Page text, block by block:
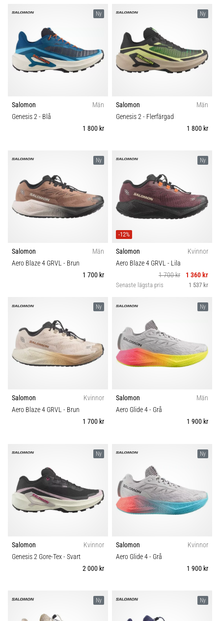
Ny
Salomon
Män
Genesis 2- Blå
1 800 kr
Ny
Salomon
Män
Genesis 2- Flerfärgad
1 800 kr
Ny
Salomon
Män
Aero Blaze 4 GRVL - Brun
1 700 kr
Ny
-12%
Salomon
Kvinnor
Aero Blaze 4 GRVL - Lila
1 700 kr
1 360 kr
Senaste lägsta pris 1 537 kr
Ny
Salomon
Kvinnor
Aero Blaze 4 GRVL - Brun
1 700 kr
Ny
Salomon
Män
Aero Glide 4- Grå
1 900 kr
Ny
Salomon
Kvinnor
Genesis 2 Gore-Tex- Svart
2 000 kr
Ny
Salomon
Kvinnor
Aero Glide 4- Grå
1 900 kr
Ny Ny